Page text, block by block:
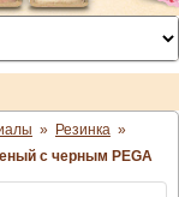
» Резинка »
с черным PEGA